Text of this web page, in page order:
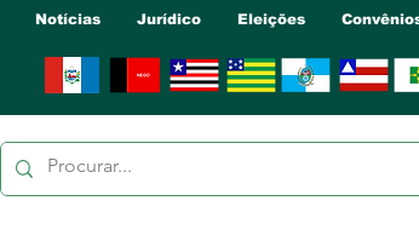
Notícias Jurídico Eleições